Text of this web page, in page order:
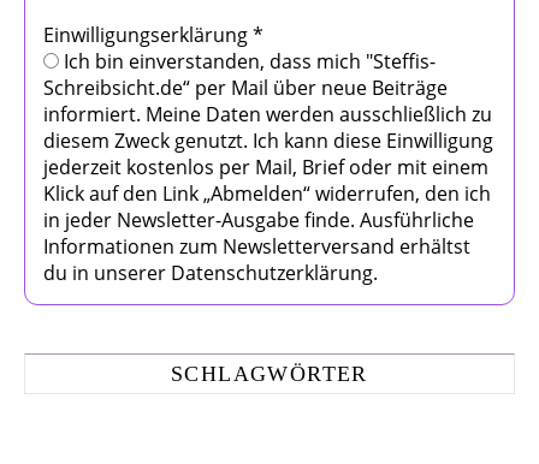
Einwilligungserklärung*
Ich bin einverstanden, dass mich "Steffis-
Schreibsicht.de“ per Mail über neue Beiträge
informiert. Meine Daten werden ausschließlich zu
diesem Zweck genutzt. Ich kann diese Einwilligung
jederzeit kostenlos per Mail, Brief oder mit einem
Klick auf den Link „Abmelden“ widerrufen, den ich
in jeder Newsletter-Ausgabe finde. Ausführliche
Informationen zum Newsletterversand erhältst
du in unserer Datenschutzerklärung.
SCHLAGWÖRTER